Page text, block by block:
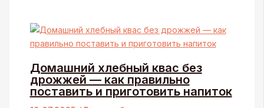
Домашний хлебный квас без
дрожжей — как правильно
поставить и приготовить напиток